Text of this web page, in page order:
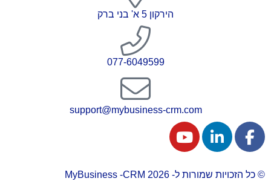
הירקון 5 א' בני ברק
077-6049599
support@mybusiness-crm.com
© כל הזכויות שמורות ל- 2026 MyBusiness -CRM